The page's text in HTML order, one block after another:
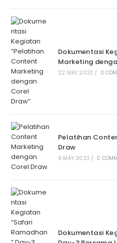
Dokumentasi
Marketing
22 MAY 2023 / 0
Pelatihan
Draw
9 MAY 2023 / 0
Dokumentasi